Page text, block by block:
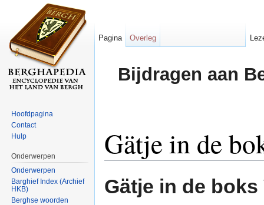
Bijdragen aan
Gätje in de
Gätje in de
Pagina Overleg
Hoofdpagina
Contact
Hulp
Onderwerpen
Onderwerpen
Barghief Index (Archief
HKB)
Berghse woorden